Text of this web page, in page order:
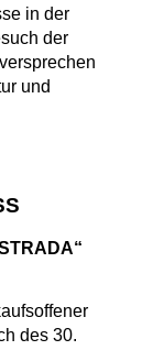
in der
der
und
des 30.